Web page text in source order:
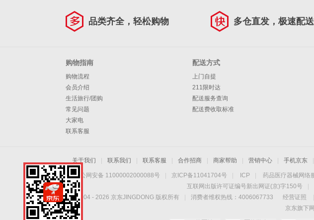
品类齐全，轻松购物 多仓直发，极速配送
购物指南
购物流程
会员介绍
生活旅行/团购
常见问题
大家电
联系客服
配送方式
上门自提
211限时达
配送服务查询
配送费收取标准
关于我们 联系我们 联系客服 合作招商 商家帮助 营销中心 手机京东
京公网安备 11000002000088号 京ICP备11041704号 ICP 药品医疗器械网络
互联网出版许可证编号新出网证(京)字150号
Copyright © 2004 - 2026 京东JINGDONG 版权所有 消费者维权热线：4006067733 经营证照
京东旗下